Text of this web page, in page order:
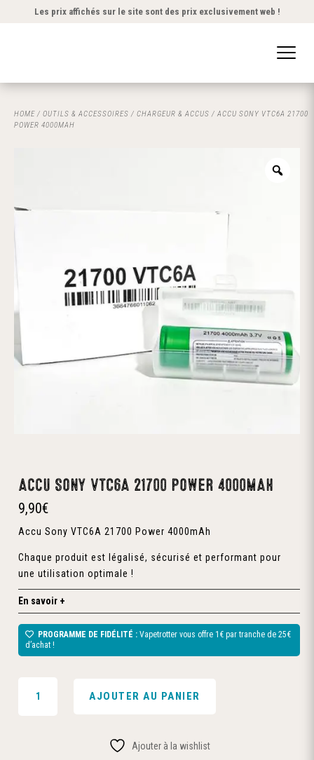
Les prix affichés sur le site sont des prix exclusivement web !
HOME / OUTILS & ACCESSOIRES / CHARGEUR & ACCUS / ACCU SONY VTC6A 21700
POWER 4000MAH
Accu Sony VTC6A 21700 Power 4000mAh
9,90€
Accu Sony VTC6A 21700 Power 4000mAh
Chaque produit est légalisé, sécurisé et performant pour
une utilisation optimale !
En savoir +
PROGRAMME DE FIDÉLITÉ : Vapetrotter vous offre 1€ par tranche de 25€
d’achat !
AJOUTER AU PANIER
Ajouter à la wishlist